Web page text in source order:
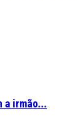
a irmão...